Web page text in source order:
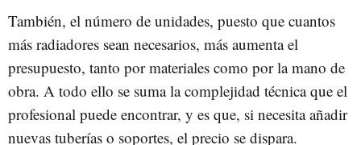
También, el número de unidades, puesto que cuantos
más radiadores sean necesarios, más aumenta el
presupuesto, tanto por materiales como por la mano de
obra. A todo ello se suma la complejidad técnica que el
profesional puede encontrar, y es que, si necesita añadir
nuevas tuberías o soportes, el precio se dispara.